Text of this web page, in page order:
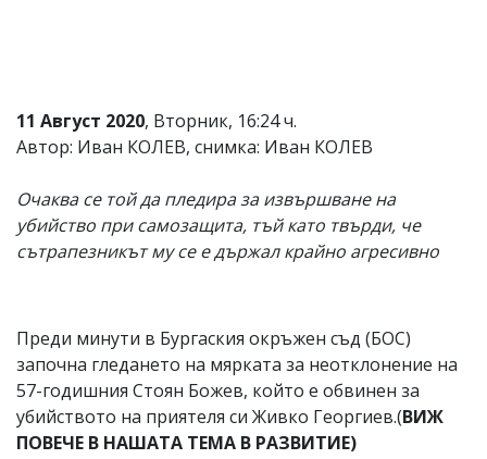
11 Август 2020, Вторник, 16:24 ч.
Автор: Иван КОЛЕВ, снимка: Иван КОЛЕВ
Очаква се той да пледира за извършване на
убийство при самозащита, тъй като твърди, че
сътрапезникът му се е държал крайно агресивно
Преди минути в Бургаския окръжен съд (БОС)
започна гледането на мярката за неотклонение на
57-годишния Стоян Божев, който е обвинен за
убийството на приятеля си Живко Георгиев.(ВИЖ
ПОВЕЧЕ В НАШАТА ТЕМА В РАЗВИТИЕ)